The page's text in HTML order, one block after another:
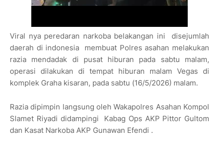
Viral nya peredaran narkoba belakangan ini disejumlah
daerah di indonesia membuat Polres asahan melakukan
razia mendadak di pusat hiburan pada sabtu malam,
operasi dilakukan di tempat hiburan malam Vegas di
komplek Graha kisaran, pada sabtu (16/5/2026) malam.
Razia dipimpin langsung oleh Wakapolres Asahan Kompol
Slamet Riyadi didampingi Kabag Ops AKP Pittor Gultom
dan Kasat Narkoba AKP Gunawan Efendi .